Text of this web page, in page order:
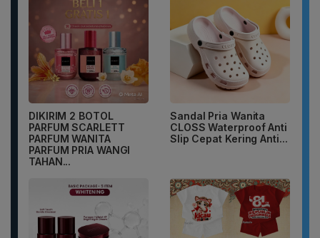
DIKIRIM 2 BOTOL
PARFUM SCARLETT
PARFUM WANITA
PARFUM PRIA WANGI
TAHAN...
Sandal Pria Wanita
CLOSS Waterproof Anti
Slip Cepat Kering Anti...